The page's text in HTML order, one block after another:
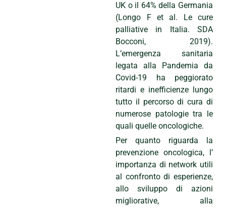
UK o il 64% della Germania
(Longo F et al. Le cure
palliative in Italia. SDA
Bocconi, 2019).
L’emergenza sanitaria
legata alla Pandemia da
Covid-19 ha peggiorato
ritardi e inefficienze lungo
tutto il percorso di cura di
numerose patologie tra le
quali quelle oncologiche.
Per quanto riguarda la
prevenzione oncologica, l’
importanza di network utili
al confronto di esperienze,
allo sviluppo di azioni
migliorative, alla